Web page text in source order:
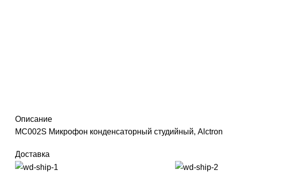
Описание
MC002S Микрофон конденсаторный студийный, Alctron
Доставка